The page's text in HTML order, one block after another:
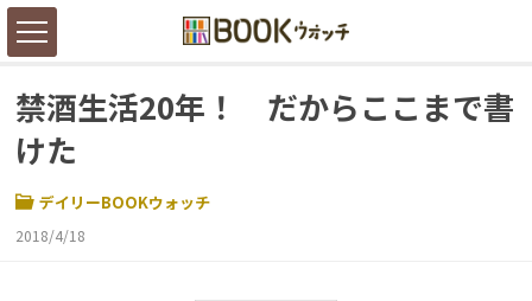
禁酒生活20年！ だからここまで書
けた
デイリーBOOKウォッチ
2018/4/18